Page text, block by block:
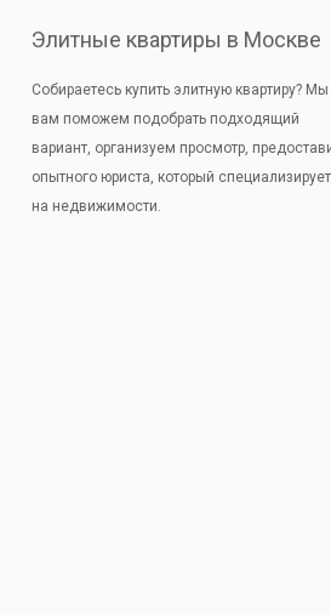
Элитные квартиры в Москве
Собираетесь купить элитную квартиру? Мы
вам поможем подобрать подходящий
вариант, организуем просмотр,
опытного юриста, который
на недвижимости.